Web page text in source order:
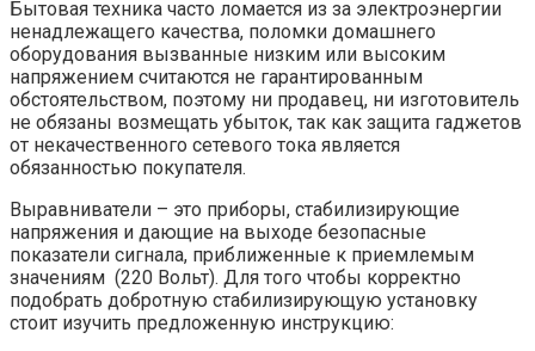
Бытовая техника часто ломается из за электроэнергии
ненадлежащего качества, поломки домашнего
оборудования вызванные низким или высоким
напряжением считаются не гарантированным
обстоятельством, поэтому ни продавец, ни изготовитель
не обязаны возмещать убыток, так как защита гаджетов
от некачественного сетевого тока является
обязанностью покупателя.
Выравниватели – это приборы, стабилизирующие
напряжения и дающие на выходе безопасные
показатели сигнала, приближенные к приемлемым
значениям (220 Вольт). Для того чтобы корректно
подобрать добротную стабилизирующую установку
стоит изучить предложенную инструкцию: